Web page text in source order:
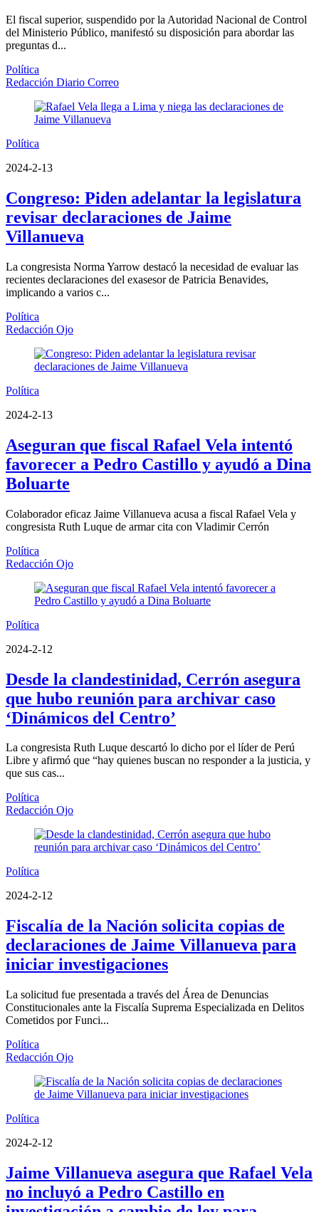
El fiscal superior, suspendido por la Autoridad Nacional de Control
del Ministerio Público, manifestó su disposición para abordar las
preguntas d...
Política
Redacción Diario Correo
Política
2024-2-13
Congreso: Piden adelantar la legislatura
revisar declaraciones de Jaime
Villanueva
La congresista Norma Yarrow destacó la necesidad de evaluar las
recientes declaraciones del exasesor de Patricia Benavides,
implicando a varios c...
Política
Redacción Ojo
Política
2024-2-13
Aseguran que fiscal Rafael Vela intentó
favorecer a Pedro Castillo y ayudó a Dina
Boluarte
Colaborador eficaz Jaime Villanueva acusa a fiscal Rafael Vela y
congresista Ruth Luque de armar cita con Vladimir Cerrón
Política
Redacción Ojo
Política
2024-2-12
Desde la clandestinidad, Cerrón asegura
que hubo reunión para archivar caso
‘Dinámicos del Centro’
La congresista Ruth Luque descartó lo dicho por el líder de Perú
Libre y afirmó que “hay quienes buscan no responder a la justicia, y
que sus cas...
Política
Redacción Ojo
Política
2024-2-12
Fiscalía de la Nación solicita copias de
declaraciones de Jaime Villanueva para
iniciar investigaciones
La solicitud fue presentada a través del Área de Denuncias
Constitucionales ante la Fiscalía Suprema Especializada en Delitos
Cometidos por Funci...
Política
Redacción Ojo
Política
2024-2-12
Jaime Villanueva asegura que Rafael Vela
no incluyó a Pedro Castillo en